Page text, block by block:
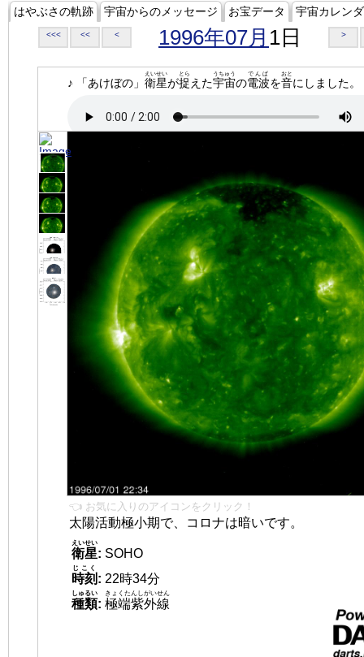
はやぶさの軌跡 宇宙からのメッセージ お宝データ 宇宙カレン
<<< << < 1996年07月 1日 >
♪ 「あけぼの」 衛星
えいせい
が捉
とら
えた宇宙
うちゅう
の電波
でんぱ
を音
おと
にしました。
👈 お気に入りのアイコンをクリック！
太陽活動極小期で、コロナは暗いです。
衛星
えいせい
: SOHO
時刻
じこく
: 22時34分
種類
しゅるい
: 極端紫外線
きょくたんしがいせん